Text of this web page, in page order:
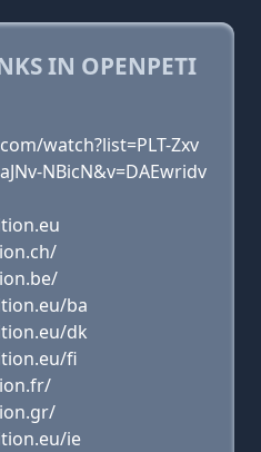
IN OPENPETI
watch?list=PLT-Zxv
NBicN&v=DAEwridv
ba
dk
fi
ie